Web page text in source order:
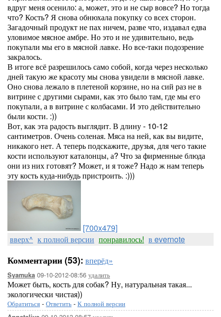
вдруг меня осенило: а, может, это и не сыр вовсе? Но тогда
что? Кость? Я снова обнюхала покупку со всех сторон.
Загадочный продукт не пах ничем, разве что, издавал едва
уловимое мясное амбре. Но это и не удивительно, ведь
покупали мы его в мясной лавке. Но все-таки подозрение
закралось.
В итоге всё разрешилось само собой, когда через несколько
дней такую же красоту мы снова увидели в мясной лавке.
Оно снова лежало в плетеной корзине, но на сий раз не в
витрине с другими сырами, как это было там, где мы его
покупали, а в витрине с колбасами. И это действительно
были кости. :))
Вот, как эта радость выглядит. В длину - 10-12
сантиметров. Очень соленая. Мяса на ней, как вы видите,
никакого нет. А теперь подскажите, друзья, для чего такие
кости используют каталонцы, а? Что за фирменные блюда
они из них готовят? Может, и я тоже? Надо ж нам теперь
эту кость куда-нибудь пристроить. :)))
[700x479]
вверх^ к полной версии понравилось! в evernote
Комментарии (53): вперёд»
Syamuka 09-10-2012-08:56 удалить
Может быть, кость для собак? Ну, натуральная такая...
экологически чистая))
Обратиться - Ответить - К полной версии